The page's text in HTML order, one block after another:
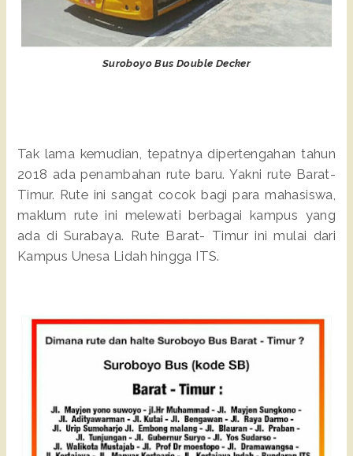
Suroboyo Bus Double Decker
Tak lama kemudian, tepatnya dipertengahan tahun
2018 ada penambahan rute baru. Yakni rute Barat-
Timur. Rute ini sangat cocok bagi para mahasiswa,
maklum rute ini melewati berbagai kampus yang
ada di Surabaya. Rute Barat- Timur ini mulai dari
Kampus Unesa Lidah hingga ITS.